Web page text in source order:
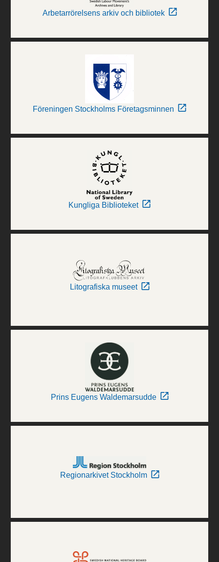
Arbetarrörelsens arkiv och bibliotek
Föreningen Stockholms Företagsminnen
Kungliga Biblioteket
Litografiska museet
Prins Eugens Waldemarsudde
Regionarkivet Stockholm